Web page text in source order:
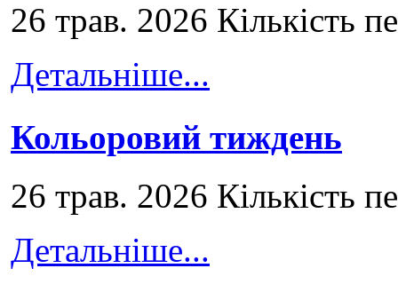
26 трав. 2026 Кількість
Детальніше...
Кольоровий тиждень
26 трав. 2026 Кількість
Детальніше...